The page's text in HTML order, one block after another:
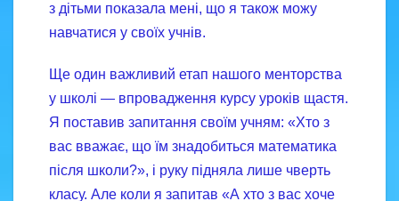
з дітьми показала мені, що я також можу
навчатися у своїх учнів.
Ще один важливий етап нашого менторства
у школі — впровадження курсу уроків щастя.
Я поставив запитання своїм учням: «Хто з
вас вважає, що їм знадобиться математика
після школи?», і руку підняла лише чверть
класу. Але коли я запитав «А хто з вас хоче